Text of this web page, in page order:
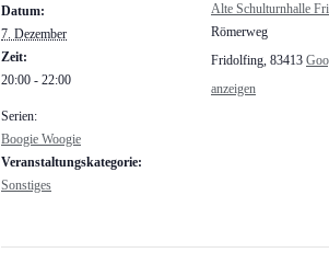
Datum:
7. Dezember
Zeit:
20:00 - 22:00
Serien:
Boogie Woogie
Veranstaltungskategorie:
Sonstiges
Alte Schulturnhalle
Römerweg
Fridolfing, 83413
anzeigen